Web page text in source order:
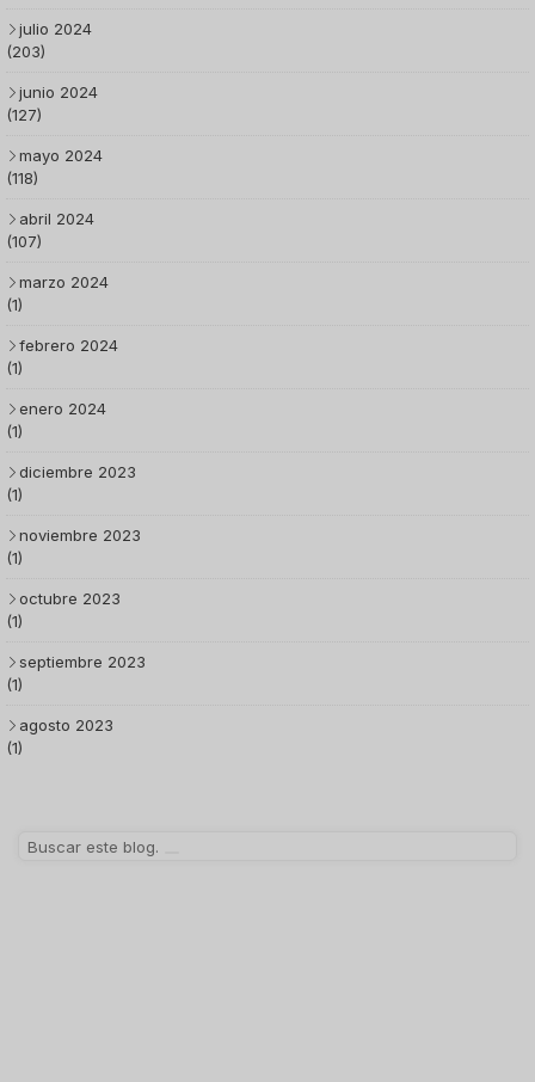
julio 2024
(203)
junio 2024
(127)
mayo 2024
(118)
abril 2024
(107)
marzo 2024
(1)
febrero 2024
(1)
enero 2024
(1)
diciembre 2023
(1)
noviembre 2023
(1)
octubre 2023
(1)
septiembre 2023
(1)
agosto 2023
(1)